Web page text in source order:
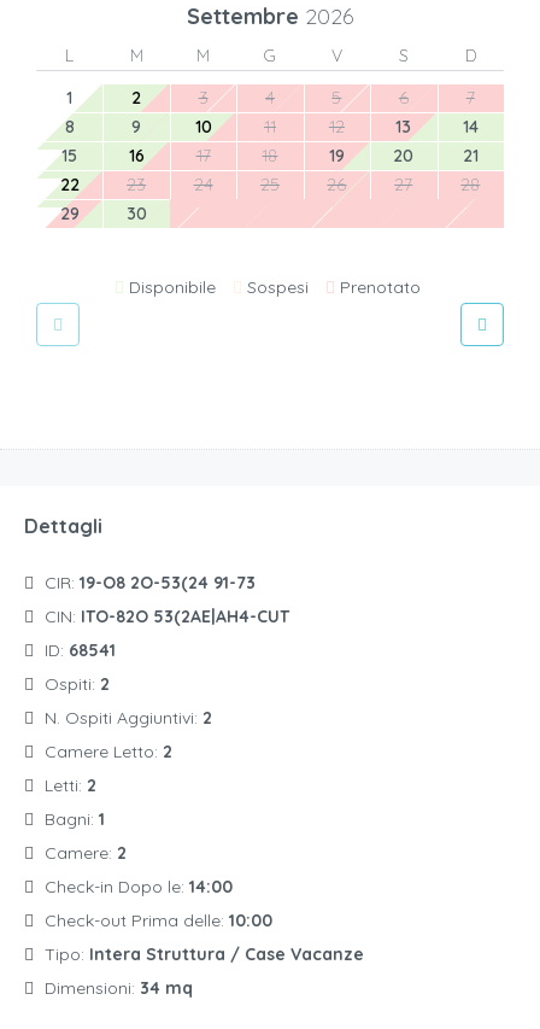
Settembre 2026
L M M G V S
D
1
2 3 4 5 6
7
8
9 10 11 12 13
14
15
16 17 18 19 20
21
22
23 24 25 26 27
28
29
30
Disponibile Sospesi Prenotato
Dettagli
CIR: 19-O8 2O-53(24 91-73
CIN: ITO-82O 53(2AE|AH4-CUT
ID: 68541
Ospiti: 2
N. Ospiti Aggiuntivi: 2
Camere Letto: 2
Letti: 2
Bagni: 1
Camere: 2
Check-in Dopo le: 14:00
Check-out Prima delle: 10:00
Tipo: Intera Struttura / Case Vacanze
Dimensioni: 34 mq